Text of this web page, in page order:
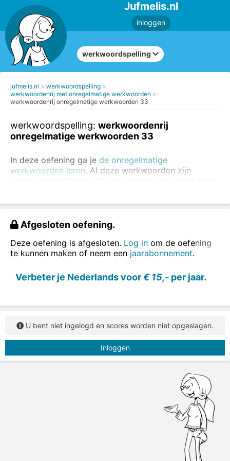
Jufmelis.nl
inloggen
werkwoordspelling
jufmelis.nl
werkwoordspelling
werkwoordenrij met onregelmatige werkwoorden
werkwoordenrij onregelmatige werkwoorden 33
werkwoordspelling: werkwoordenrij
onregelmatige werkwoorden 33
In deze oefening ga je de onregelmatige
werkwoorden leren. Al deze werkwoorden zijn
(deels) onregelmatig. Als de oefening de eerste keer
maken.
Oefen altijd eerst de regelmatige werkwoorden
kuntde regelmatige en onregelmatige werkwoorden
ook in zinnen oefenen.
Vul de juiste vorm van het werkwoord in.
Afgesloten oefening.
Deze oefening is afgesloten. Log in om de oefening
te kunnen maken of neem een jaarabonnement.
Verbeter je Nederlands voor€ 15,- per jaar.
U bent niet ingelogd en scores worden niet opgeslagen.
Inloggen